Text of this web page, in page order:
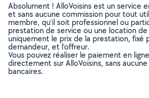
Absolument ! AlloVoisins est un service
et sans aucune commission pour tout
membre, qu’il soit professionnel ou
prestation de service ou une location de
uniquement le prix de la prestation, fixé
demandeur, et l’offreur.
Vous pouvez réaliser le paiement en
directement sur AlloVoisins, sans
bancaires.